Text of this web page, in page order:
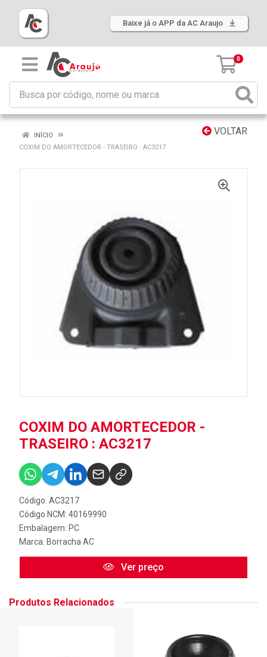
Baixe já o APP da AC Araujo
0
VOLTAR
INÍCIO
COXIM DO AMORTECEDOR - TRASEIRO : AC3217
COXIM DO AMORTECEDOR -
TRASEIRO : AC3217
Código: AC3217
Código NCM: 40169990
Embalagem: PC
Marca: Borracha AC
Ver preço
Produtos Relacionados